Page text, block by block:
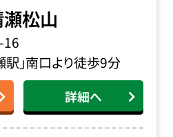
松山
16
」南口より徒歩9分
詳細へ